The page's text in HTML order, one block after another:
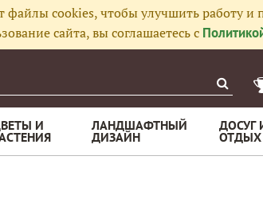
файлы cookies, чтобы улучшить работу и
сайта, вы соглашаетесь с
И ЛАНДШАФТНЫЙ
ДИЗАЙН
ДОСУГ
ОТДЫХ